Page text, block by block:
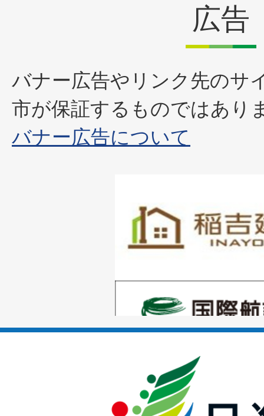
広告
バナー広告やリンク先のサ
市が保証するものではあり
バナー広告について
枚
目
ラ
枚
ス
1